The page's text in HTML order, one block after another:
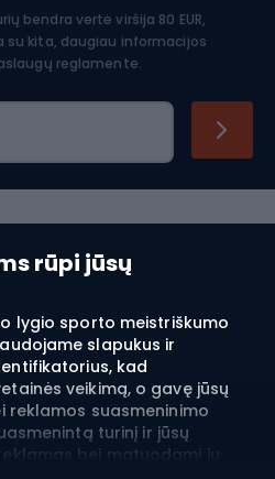
rūpi jūsų
lygio sporto meistriškumo
slapukus ir
kad
veikimą, o gavę jūsų
reklamos suasmeninimo
turinį ir jūsų
bei matuodami jų
bendra vertė viršija 80 EUR,
su kita, daugiau informacijos
reglamente.